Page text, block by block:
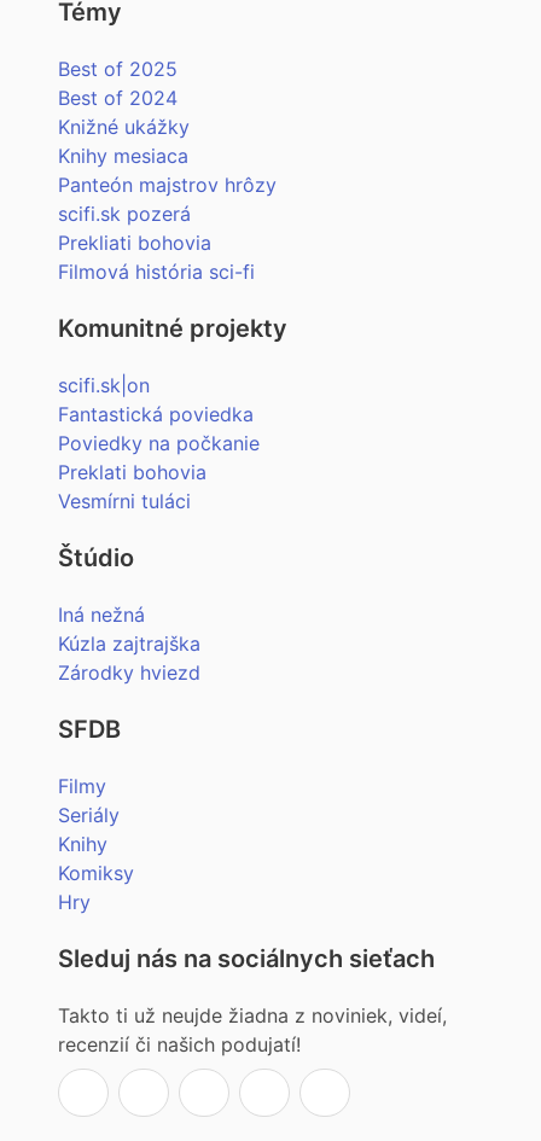
Témy
Best of 2025
Best of 2024
Knižné ukážky
Knihy mesiaca
Panteón majstrov hrôzy
scifi.sk pozerá
Prekliati bohovia
Filmová história sci-fi
Komunitné projekty
scifi.sk|on
Fantastická poviedka
Poviedky na počkanie
Preklati bohovia
Vesmírni tuláci
Štúdio
Iná nežná
Kúzla zajtrajška
Zárodky hviezd
SFDB
Filmy
Seriály
Knihy
Komiksy
Hry
Sleduj nás na sociálnych sieťach
Takto ti už neujde žiadna z noviniek, videí,
recenzií či našich podujatí!